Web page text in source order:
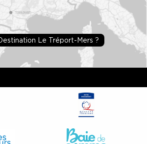
Le Tréport-Mers ?